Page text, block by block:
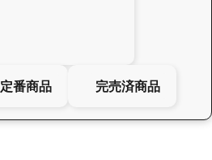
定番商品 完売済商品